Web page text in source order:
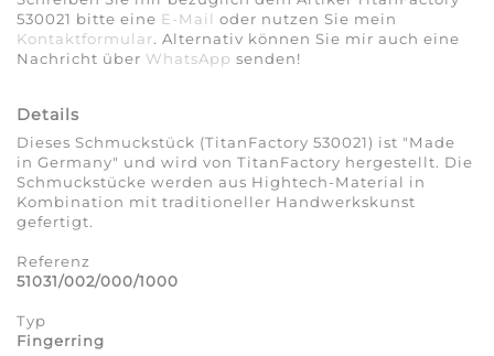
530021 bitte eine E-Mail oder nutzen Sie mein
Kontaktformular. Alternativ können Sie mir auch eine
Nachricht über WhatsApp senden!
Details
Dieses Schmuckstück (TitanFactory 530021) ist "Made
in Germany" und wird von TitanFactory hergestellt. Die
Schmuckstücke werden aus Hightech-Material in
Kombination mit traditioneller Handwerkskunst
gefertigt.
Referenz
51031/002/000/1000
Typ
Fingerring